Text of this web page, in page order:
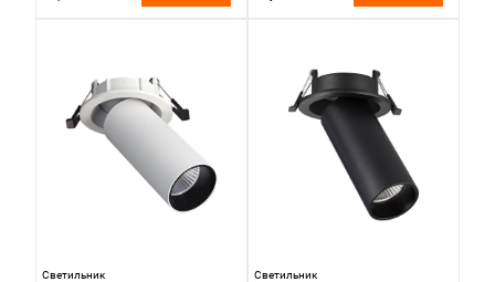
Светильник
Светильник